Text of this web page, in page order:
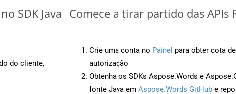
SDK Java
do cliente,
Comece a tirar partido das APIs
Crie uma conta no Painel para obter cota
autorização
Obtenha os SDKs Aspose.Words e
fonte Java em Aspose.Words GitHub e